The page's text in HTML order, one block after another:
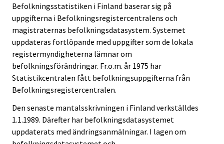
Befolkningsstatistiken i Finland baserar sig på
uppgifterna i Befolkningsregistercentralens och
magistraternas befolkningsdatasystem. Systemet
uppdateras fortlöpande med uppgifter som de lokala
registermyndigheterna lämnar om
befolkningsförändringar. Fr.o.m. år 1975 har
Statistikcentralen fått befolkningsuppgifterna från
Befolkningsregistercentralen.
Den senaste mantalsskrivningen i Finland verkställdes
1.1.1989. Därefter har befolkningsdatasystemet
uppdaterats med ändringsanmälningar. I lagen om